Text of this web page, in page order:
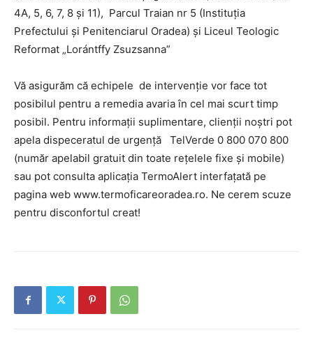
4A, 5, 6, 7, 8 și 11), Parcul Traian nr 5 (Instituția
Prefectului și Penitenciarul Oradea) și Liceul Teologic
Reformat „Lorántffy Zsuzsanna”
Vă asigurăm că echipele de intervenție vor face tot
posibilul pentru a remedia avaria în cel mai scurt timp
posibil. Pentru informaţii suplimentare, clienţii noştri pot
apela dispeceratul de urgență TelVerde 0 800 070 800
(număr apelabil gratuit din toate rețelele fixe și mobile)
sau pot consulta aplicația TermoAlert interfațată pe
pagina web www.termoficareoradea.ro. Ne cerem scuze
pentru disconfortul creat!